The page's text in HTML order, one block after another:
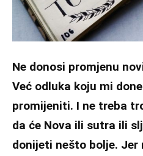
Ne donosi promjenu
Već odluka koju mi
promijeniti. I ne treba
da će Nova ili sutra ili
donijeti nešto bolje. Jer